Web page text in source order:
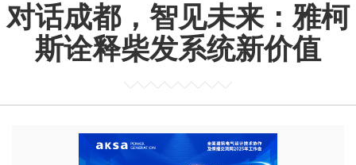
对话成都，智见未来：雅柯
斯诠释柴发系统新价值